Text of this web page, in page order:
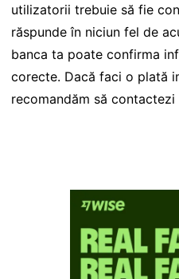
utilizatorii trebuie să fie
răspunde în niciun fel de
banca ta poate confirma
corecte. Dacă faci o plată
recomandăm să contactezi